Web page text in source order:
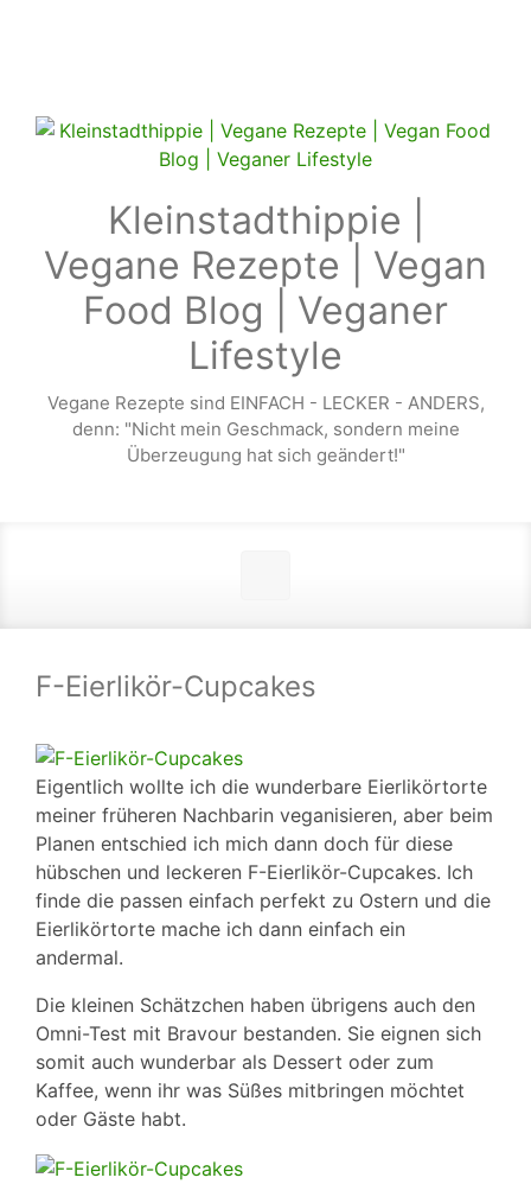
Kleinstadthippie |
Vegane Rezepte | Vegan
Food Blog | Veganer
Lifestyle
Vegane Rezepte sind EINFACH - LECKER - ANDERS,
denn: "Nicht mein Geschmack, sondern meine
Überzeugung hat sich geändert!"
F-Eierlikör-Cupcakes
Eigentlich wollte ich die wunderbare Eierlikörtorte
meiner früheren Nachbarin veganisieren, aber beim
Planen entschied ich mich dann doch für diese
hübschen und leckeren F-Eierlikör-Cupcakes. Ich
finde die passen einfach perfekt zu Ostern und die
Eierlikörtorte mache ich dann einfach ein
andermal.
Die kleinen Schätzchen haben übrigens auch den
Omni-Test mit Bravour bestanden. Sie eignen sich
somit auch wunderbar als Dessert oder zum
Kaffee, wenn ihr was Süßes mitbringen möchtet
oder Gäste habt.